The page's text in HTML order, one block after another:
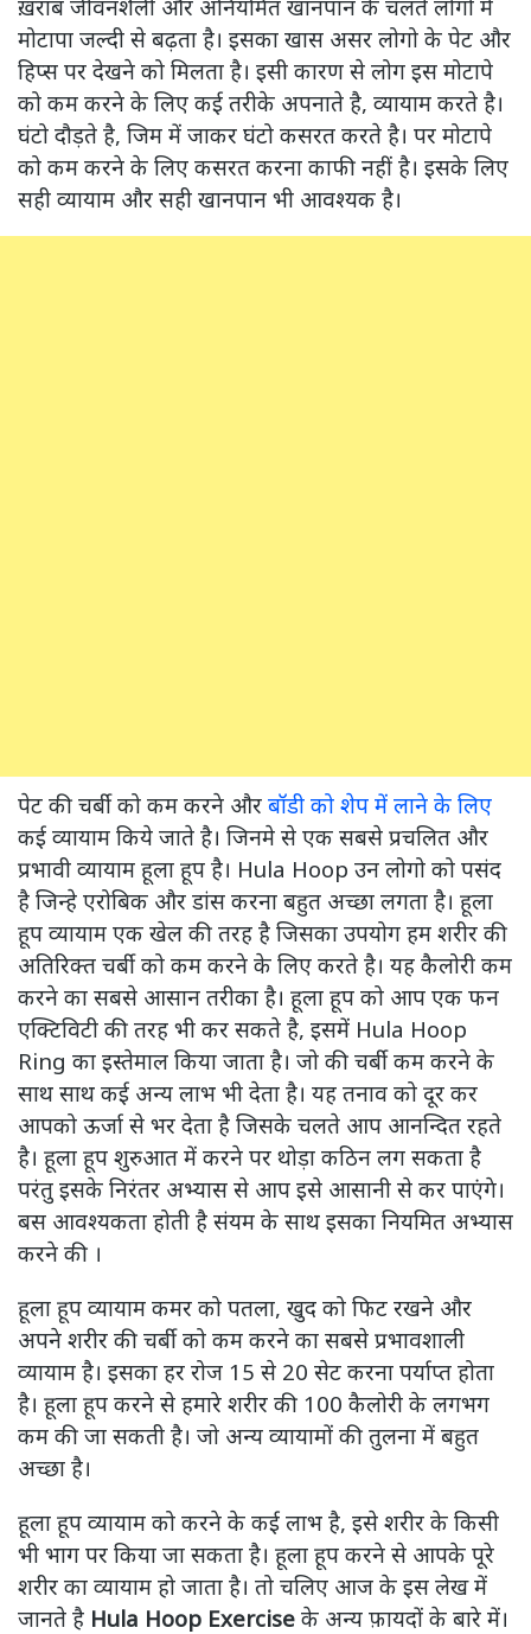
ख़राब जीवनशैली और अनियमित खानपान के चलते लोगो में
मोटापा जल्दी से बढ़ता है। इसका खास असर लोगो के पेट और
हिप्स पर देखने को मिलता है। इसी कारण से लोग इस मोटापे
को कम करने के लिए कई तरीके अपनाते है, व्यायाम करते है।
घंटो दौड़ते है, जिम में जाकर घंटो कसरत करते है। पर मोटापे
को कम करने के लिए कसरत करना काफी नहीं है। इसके लिए
सही व्यायाम और सही खानपान भी आवश्यक है।
पेट की चर्बी को कम करने और बॉडी को शेप में लाने के लिए
कई व्यायाम किये जाते है। जिनमे से एक सबसे प्रचलित और
प्रभावी व्यायाम हूला हूप है। Hula Hoop उन लोगो को पसंद
है जिन्हे एरोबिक और डांस करना बहुत अच्छा लगता है। हूला
हूप व्यायाम एक खेल की तरह है जिसका उपयोग हम शरीर की
अतिरिक्त चर्बी को कम करने के लिए करते है। यह कैलोरी कम
करने का सबसे आसान तरीका है। हूला हूप को आप एक फन
एक्टिविटी की तरह भी कर सकते है, इसमें Hula Hoop
Ring का इस्तेमाल किया जाता है। जो की चर्बी कम करने के
साथ साथ कई अन्य लाभ भी देता है। यह तनाव को दूर कर
आपको ऊर्जा से भर देता है जिसके चलते आप आनन्दित रहते
है। हूला हूप शुरुआत में करने पर थोड़ा कठिन लग सकता है
परंतु इसके निरंतर अभ्यास से आप इसे आसानी से कर पाएंगे।
बस आवश्यकता होती है संयम के साथ इसका नियमित अभ्यास
करने की ।
हूला हूप व्यायाम कमर को पतला, खुद को फिट रखने और
अपने शरीर की चर्बी को कम करने का सबसे प्रभावशाली
व्यायाम है। इसका हर रोज 15 से 20 सेट करना पर्याप्त होता
है। हूला हूप करने से हमारे शरीर की 100 कैलोरी के लगभग
कम की जा सकती है। जो अन्य व्यायामों की तुलना में बहुत
अच्छा है।
हूला हूप व्यायाम को करने के कई लाभ है, इसे शरीर के किसी
भी भाग पर किया जा सकता है। हूला हूप करने से आपके पूरे
शरीर का व्यायाम हो जाता है। तो चलिए आज के इस लेख में
जानते है Hula Hoop Exercise के अन्य फ़ायदों के बारे में।